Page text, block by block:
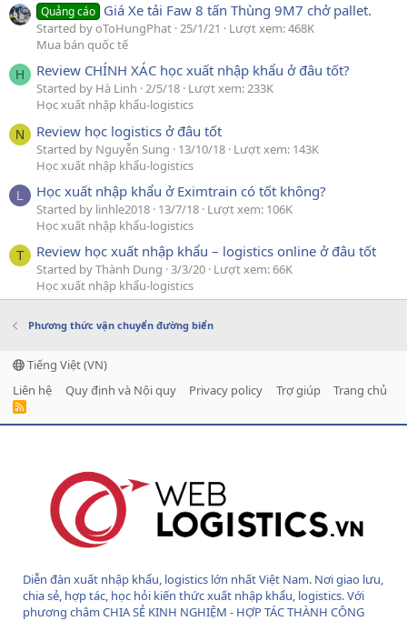
Quảng cáo Giá Xe tải Faw 8 tấn Thùng 9M7 chở pallet.
Started by oToHungPhat 25/1/21
Lượt xem: 468K
Mua bán quốc tế
H Review CHÍNH XÁC học xuất nhập khẩu ở đâu tốt?
Started by Hà Linh 2/5/18 Lượt xem: 233K
Học xuất nhập khẩu-logistics
N Review học logistics ở đâu tốt
Started by Nguyễn Sung 13/10/18 Lượt xem: 143K
Học xuất nhập khẩu-logistics
L Học xuất nhập khẩu ở Eximtrain có tốt không?
Started by linhle2018 13/7/18 Lượt xem: 106K
Học xuất nhập khẩu-logistics
T Review học xuất nhập khẩu – logistics online ở đâu tốt
Started by Thành Dung 3/3/20 Lượt xem: 66K
Học xuất nhập khẩu-logistics
Phương thức vận chuyển đường biển
Tiếng Việt (VN)
Liên hệ
Quy định và Nội quy Privacy policy Trợ giúp Trang chủ
R
Diễn đàn xuất nhập khẩu, logistics lớn nhất Việt Nam. Nơi giao lưu,
chia sẻ, hợp tác, học hỏi kiến thức xuất nhập khẩu, logistics. Với
phương châm CHIA SẺ KINH NGHIỆM - HỢP TÁC THÀNH CÔNG